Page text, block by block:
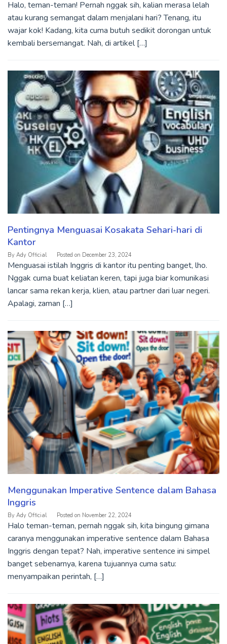
Halo, teman-teman! Pernah nggak sih, kalian merasa lelah
atau kurang semangat dalam menjalani hari? Tenang, itu
wajar kok! Kadang, kita cuma butuh sedikit dorongan untuk
kembali bersemangat. Nah, di artikel […]
Pentingnya Menguasai Kosakata Sehari-hari di
Kantor
By Ady Official Posted on December 23, 2024
Menguasai istilah Inggris di kantor itu penting banget, lho.
Nggak cuma buat keliatan keren, tapi juga biar komunikasi
lancar sama rekan kerja, klien, atau partner dari luar negeri.
Apalagi, zaman […]
Menggunakan Imperative Sentence dalam Bahasa
Inggris
By Ady Official Posted on November 22, 2024
Halo teman-teman, pernah nggak sih, kita bingung gimana
caranya menggunakan imperative sentence dalam Bahasa
Inggris dengan tepat? Nah, imperative sentence ini simpel
banget sebenarnya, karena tujuannya cuma satu:
menyampaikan perintah, […]